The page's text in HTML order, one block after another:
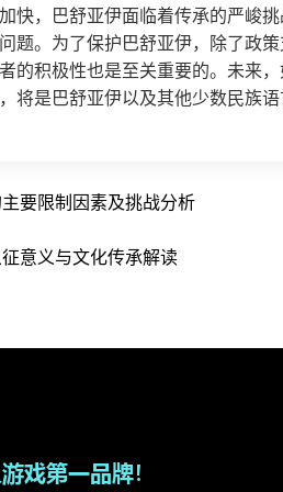
快，巴舒亚伊面临着传承的严峻
题。为了保护巴舒亚伊，除了政
的积极性也是至关重要的。未来
将是巴舒亚伊以及其他少数民族语
要限制因素及挑战分析
意义与文化传承解读